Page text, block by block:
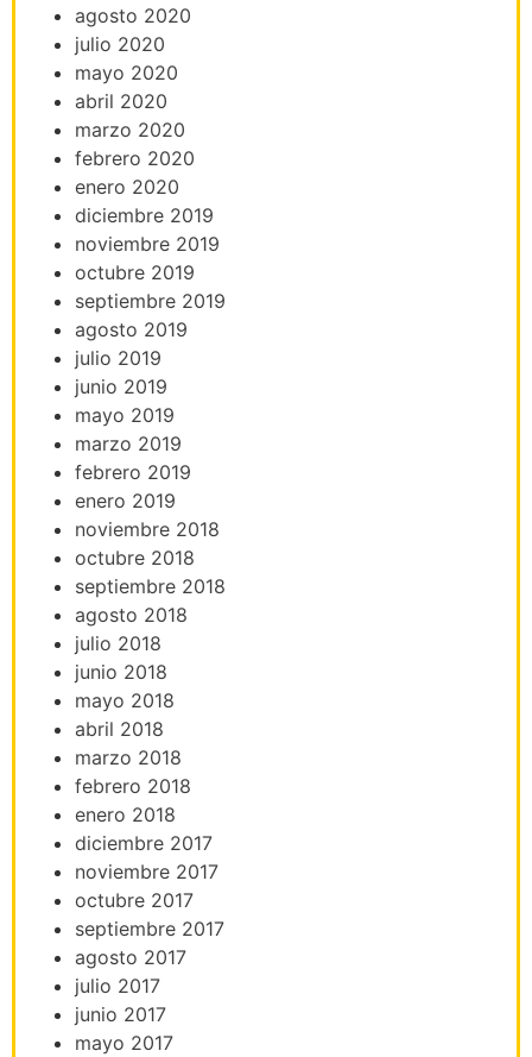
agosto 2020
julio 2020
mayo 2020
abril 2020
marzo 2020
febrero 2020
enero 2020
diciembre 2019
noviembre 2019
octubre 2019
septiembre 2019
agosto 2019
julio 2019
junio 2019
mayo 2019
marzo 2019
febrero 2019
enero 2019
noviembre 2018
octubre 2018
septiembre 2018
agosto 2018
julio 2018
junio 2018
mayo 2018
abril 2018
marzo 2018
febrero 2018
enero 2018
diciembre 2017
noviembre 2017
octubre 2017
septiembre 2017
agosto 2017
julio 2017
junio 2017
mayo 2017